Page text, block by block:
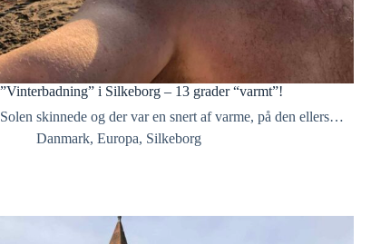
”Vinterbadning” i Silkeborg – 13 grader “varmt”!
Solen skinnede og der var en snert af varme, på den ellers…
Danmark, Europa, Silkeborg